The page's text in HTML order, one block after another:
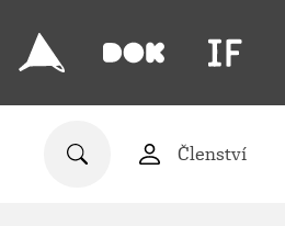
Členství